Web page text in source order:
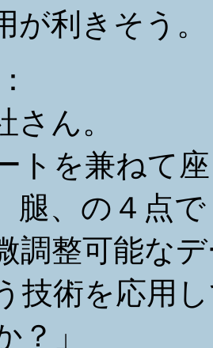
利きそう。
：
ん。
トを兼ねて
腿、の４点で
整可能なデ
技術を応用
？」